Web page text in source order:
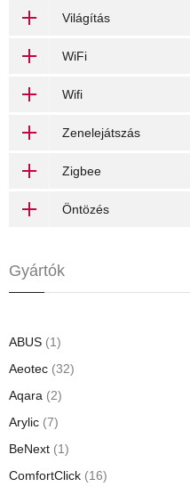
Világítás
WiFi
Wifi
Zenelejátszás
Zigbee
Öntözés
Gyártók
ABUS (1)
Aeotec (32)
Aqara (2)
Arylic (7)
BeNext (1)
ComfortClick (16)